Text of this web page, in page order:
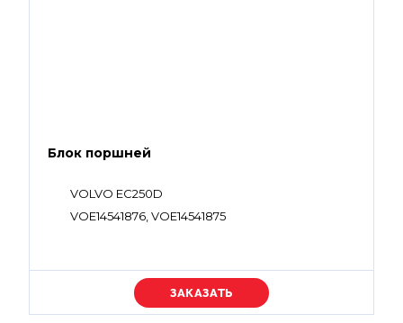
Блок поршней
VOLVO EC250D
VOE14541876, VOE14541875
Уточняйте цену